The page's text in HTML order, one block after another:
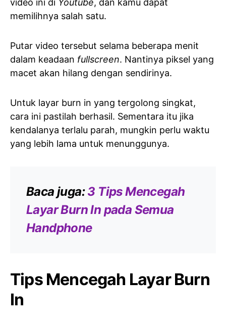
video ini di Youtube, dan kamu dapat
memilihnya salah satu.
Putar video tersebut selama beberapa menit
dalam keadaan fullscreen. Nantinya piksel yang
macet akan hilang dengan sendirinya.
Untuk layar burn in yang tergolong singkat,
cara ini pastilah berhasil. Sementara itu jika
kendalanya terlalu parah, mungkin perlu waktu
yang lebih lama untuk menunggunya.
Baca juga:3 Tips Mencegah
Layar Burn In pada Semua
Handphone
Tips Mencegah Layar Burn
In